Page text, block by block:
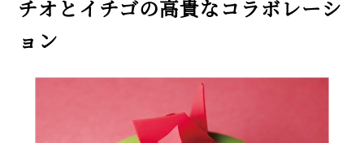
チオとイチゴの高貴なコラボレーシ
ョン